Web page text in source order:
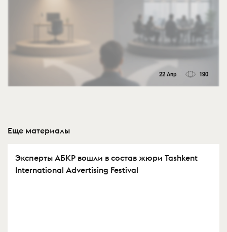
22 Апр 190
Еще материалы
Эксперты АБКР вошли в состав жюри Tashkent
International Advertising Festival